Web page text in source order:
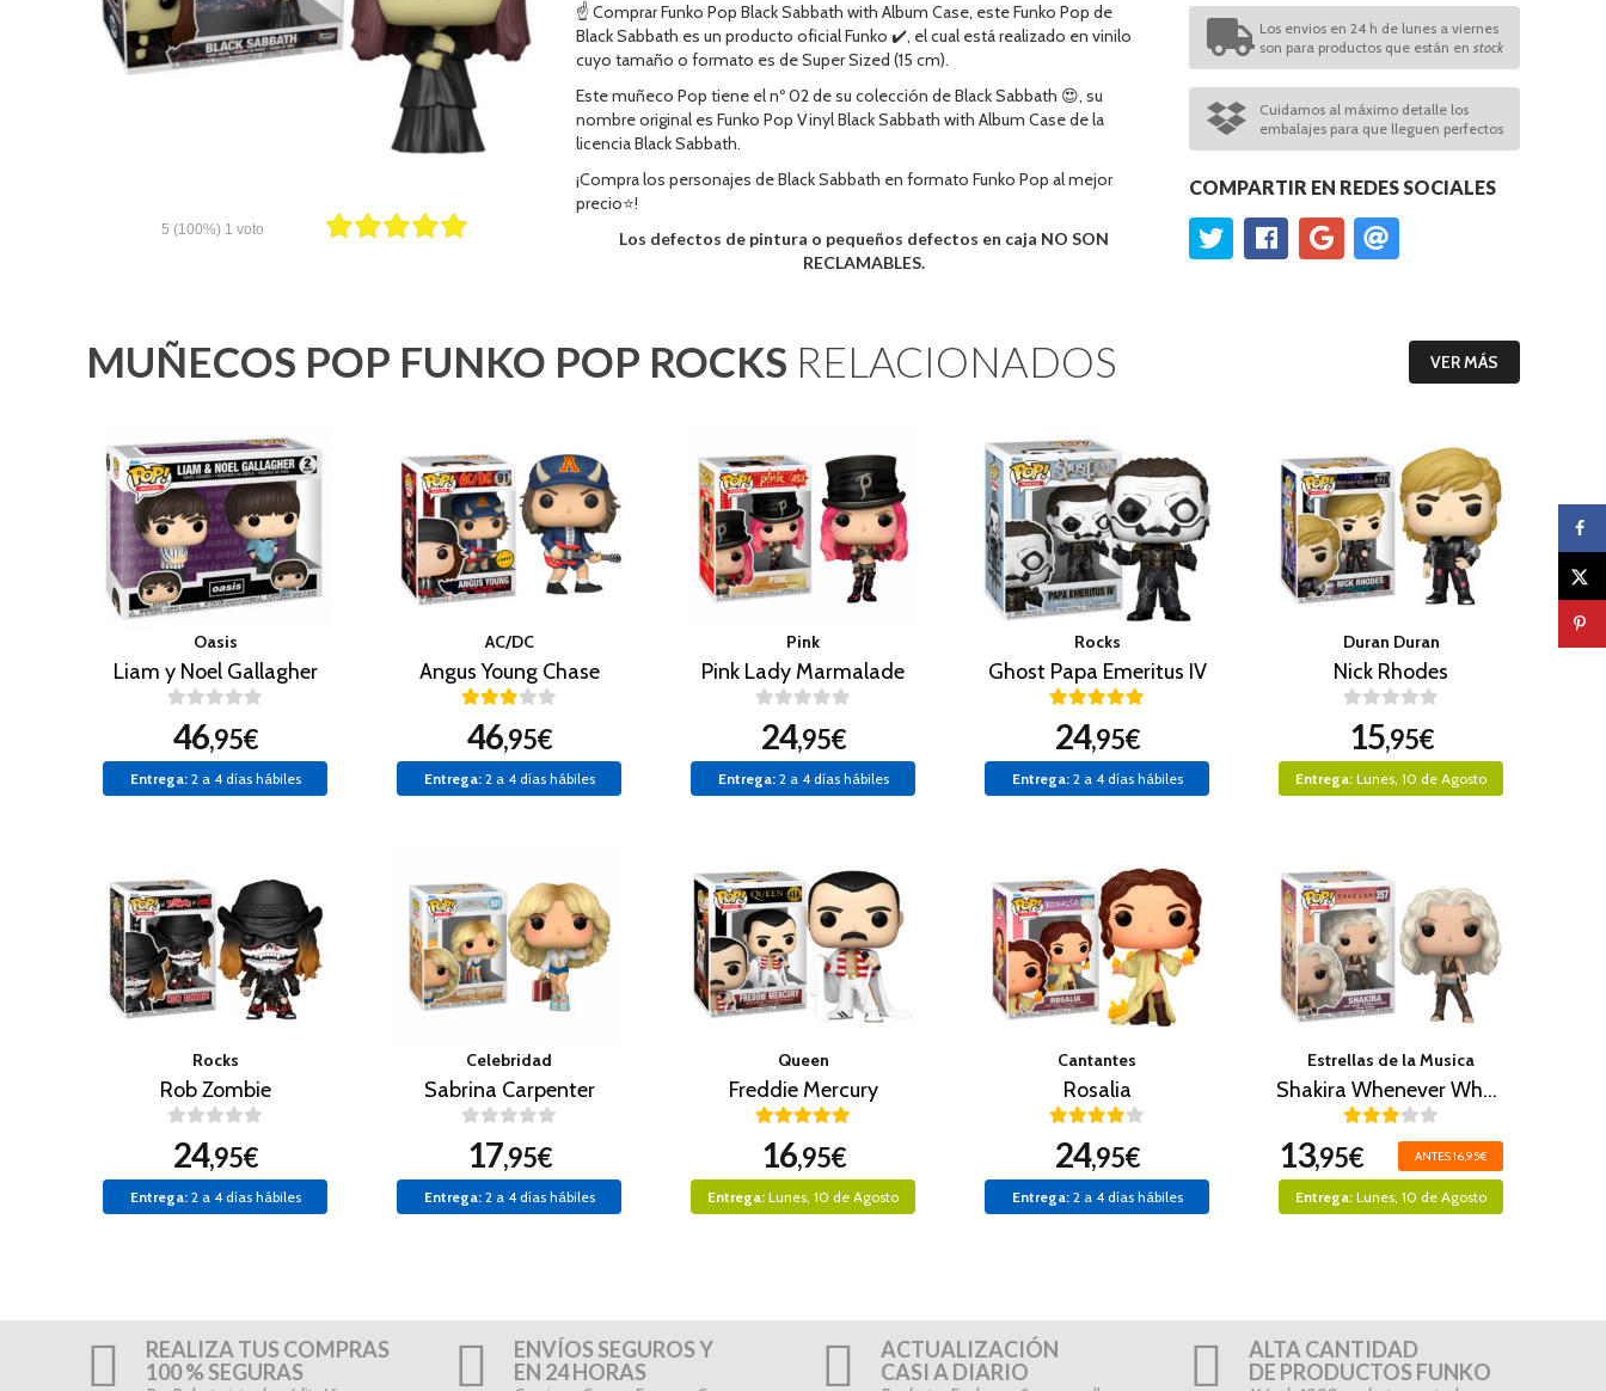
5 (100%) 1 voto
☝ Comprar Funko Pop Black Sabbath with Album Case, este Funko Pop de
Black Sabbath es un producto oficial Funko ✔️, el cual está realizado en vinilo
cuyo tamaño o formato es de Super Sized (15 cm).
Este muñeco Pop tiene el nº 02 de su colección de Black Sabbath 😍, su
nombre original es Funko Pop Vinyl Black Sabbath with Album Case de la
licencia Black Sabbath.
¡Compra los personajes de Black Sabbath en formato Funko Pop al mejor
precio⭐!
Los defectos de pintura o pequeños defectos en caja NO SON
RECLAMABLES.
Los envios en 24 h de lunes a viernes
son para productos que están en stock
Cuidamos al máximo detalle los
embalajes para que lleguen perfectos
COMPARTIR EN REDES SOCIALES
MUÑECOS POP FUNKO POP ROCKS RELACIONADOS VER MÁS
Oasis
Liam y Noel Gallagher
46,95€
Entrega:2 a 4 días hábiles
AC/DC
Angus Young Chase
46,95€
Entrega:2 a 4 días hábiles
Pink
Pink Lady Marmalade
24,95€
Entrega:2 a 4 días hábiles
Rocks
Ghost Papa Emeritus IV
24,95€
Entrega:2 a 4 días hábiles
Duran Duran
Nick Rhodes
15,95€
Entrega: Lunes, 10 de Agosto
Rocks
Rob Zombie
24,95€
Entrega:2 a 4 días hábiles
Celebridad
Sabrina Carpenter
17,95€
Entrega:2 a 4 días hábiles
Queen
Freddie Mercury
16,95€
Entrega: Lunes, 10 de Agosto
Cantantes
Rosalia
24,95€
Entrega:2 a 4 días hábiles
Estrellas de la Musica
Shakira Whenever Wherever
13,95€ ANTES 16,95€
Entrega: Lunes, 10 de Agosto
REALIZA TUS COMPRAS
100 % SEGURAS
ENVÍOS SEGUROS Y
EN 24 HORAS
ACTUALIZACIÓN
CASI A DIARIO
ALTA CANTIDAD
DE PRODUCTOS FUNKO